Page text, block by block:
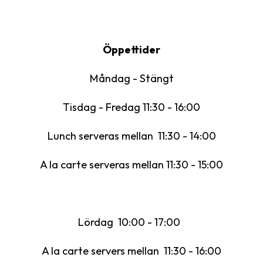
Öppettider
Måndag - Stängt
Tisdag - Fredag 11:30 - 16:00
Lunch serveras mellan 11:30 - 14:00
A la carte serveras mellan 11:30 - 15:00
Lördag 10:00 - 17:00
A la carte servers mellan 11:30 - 16:00